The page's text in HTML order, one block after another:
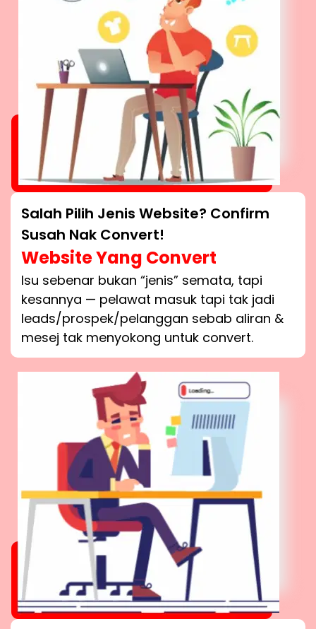
Salah Pilih Jenis Website? Confirm
Susah Nak Convert!
Website Yang Convert
Isu sebenar bukan “jenis” semata, tapi
kesannya — pelawat masuk tapi tak jadi
leads/prospek/pelanggan sebab aliran &
mesej tak menyokong untuk convert.